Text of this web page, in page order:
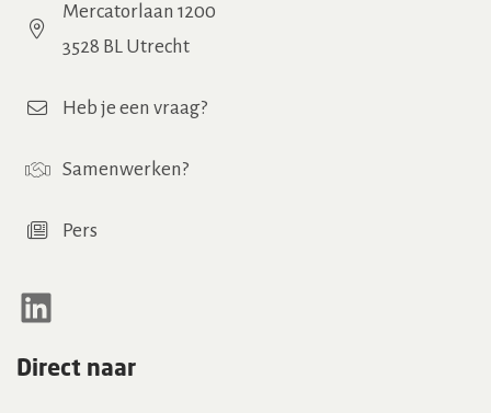
Mercatorlaan 1200
3528 BL Utrecht
Heb je een vraag?
Samenwerken?
Pers
LinkedIn
Direct naar